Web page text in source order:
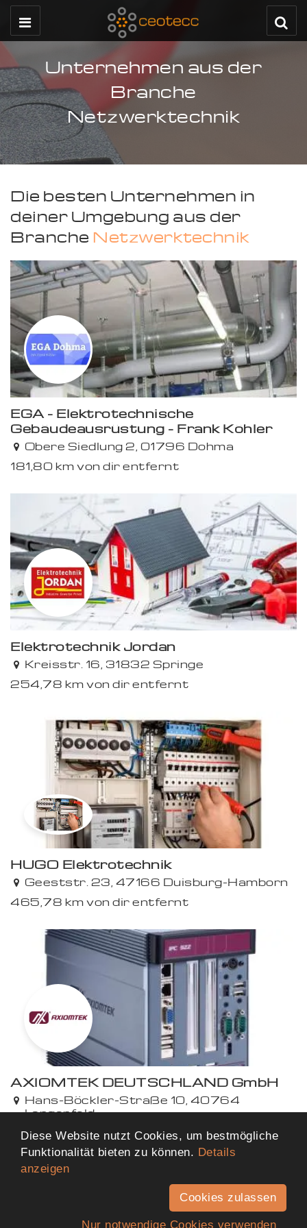
Unternehmen aus der
Branche
Netzwerktechnik
Die besten Unternehmen in
deiner Umgebung aus der
Branche Netzwerktechnik
Premium
EGA - Elektrotechnische
Gebäudeausrüstung - Frank Köhler
Obere Siedlung 2, 01796 Dohma
181,80 km von dir entfernt
Elektrotechnik Jordan
Kreisstr. 16, 31832 Springe
254,78 km von dir entfernt
HUGO Elektrotechnik
Geeststr. 23, 47166 Duisburg-Hamborn
465,78 km von dir entfernt
AXIOMTEK DEUTSCHLAND GmbH
Hans-Böckler-Straße 10, 40764
Langenfeld
469,44 km von dir entfernt
Diese Website nutzt Cookies, um bestmögliche
Funktionalität bieten zu können. Details
anzeigen
Cookies zulassen
Nur notwendige Cookies verwenden